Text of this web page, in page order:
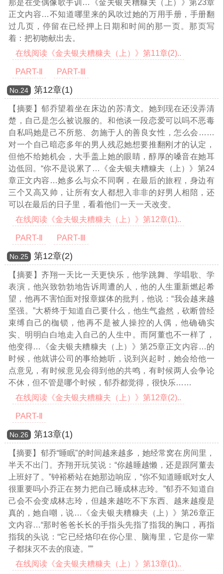
那是在受偶像歌手训 …《金夫银夫糟糠夫（上）》第23章
正文内容…不知道哪里来的风吹过她的万用手册，手册翻
过几页，停留在已经押上日期和时间的那一页。那页写
着：把初吻献出去。
在线阅读《金夫银夫糟糠夫（上）》第11章(2)..
PART-Ⅱ PART-Ⅲ
Νο.24 第12章(1)
【摘要】郁乔望着坐在床边的苏凊文。她到现在还没弄清
楚，自己是怎么被说服的。和他谈一段恋爱可以吗不恶毒
自私吗她是己不所慾、勿施于人的善良女性，怎么会……
对一个自己暗恋多年的男人残忍她想要推翻刚才的认定，
但他不给她机会，大手盖上她的眼睛，醇厚的嗓音在她耳
边低回。“你不是说累了 …《金夫银夫糟糠夫（上）》第24
章正文内容…她多么与众不同啊，在最后的旅程，身边有
三个又高又帅，让所有女人都想入非非的好男人相陪，还
可以在最后的日子里，看着他们一天一天改变。
在线阅读《金夫银夫糟糠夫（上）》第12章(1)..
PART-Ⅱ PART-Ⅲ
Νο.25 第12章(2)
【摘要】齐翔一天比一天更快乐，他学跳舞、学唱歌、学
表演，他兴致勃勃地告诉周遭的人，他的人生重新燃起希
望，他再不害怕面对报章媒体的批判，他说：“我会越来越
坚强。”大桥终于知道自己要什么，他生气盎然，砍断曾经
束缚自己的枷锁，他再不是被人操控的人偶，他确确实
实、明明白白地走入自己的人生中。而阿董也不一样了，
他变得…《金夫银夫糟糠夫（上）》第25章正文内容…的
时候，他就讲公司的事给她听，说到兴起时，她会给他一
点意见，有时候意见会得到他的共鸣，有时候两人会争论
不休，但不管是哪个时候，郁乔都觉得，很快乐……
在线阅读《金夫银夫糟糠夫（上）》第12章(2)..
PART-Ⅱ
Νο.26 第13章(1)
【摘要】郁乔“睡眠”的时间越来越多，她经常窝在房间里，
半天不出门。齐翔开玩笑说：“你越睡越懒，还是跟阿董去
上班好了。”钟裕桥站在她那边响应，“你不知道睡眠对女人
很重要吗小乔正在努力把自己睡成林志玲。”郁乔不知道自
己会不会变成林志玲，但越来越吃不下东西、越来越瘦是
真的，她自嘲，说…《金夫银夫糟糠夫（上）》第26章正
文内容…“那时爸爸长长的手指头先指了指我的胸口，再指
指我的头说：“它已经烙印在你心里、脑海里，它是你一辈
子都抹灭不去的痕迹。””
在线阅读《金夫银夫糟糠夫（上）》第13章(1)..